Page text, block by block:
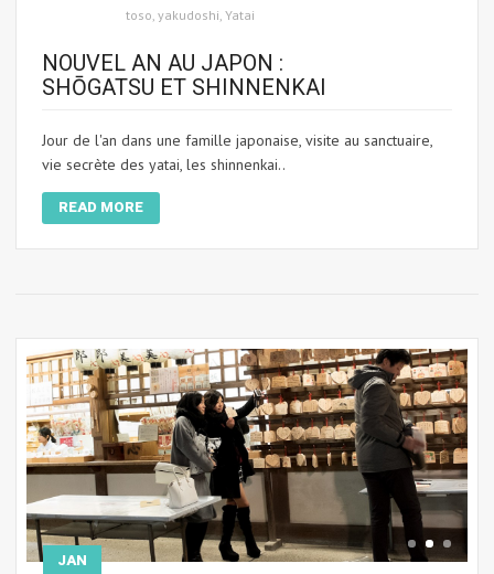
toso, yakudoshi, Yatai
NOUVEL AN AU JAPON :
SHŌGATSU ET SHINNENKAI
Jour de l'an dans une famille japonaise, visite au sanctuaire,
vie secrète des yatai, les shinnenkai..
READ MORE
JAN